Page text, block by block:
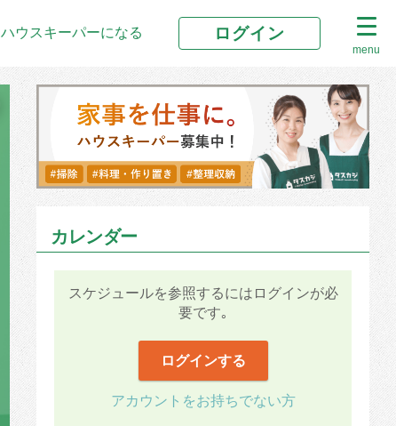
ハウスキーパーになる ログイン
menu
カレンダー
スケジュールを参照するにはログインが必
要です｡
ログインする
アカウントをお持ちでない方